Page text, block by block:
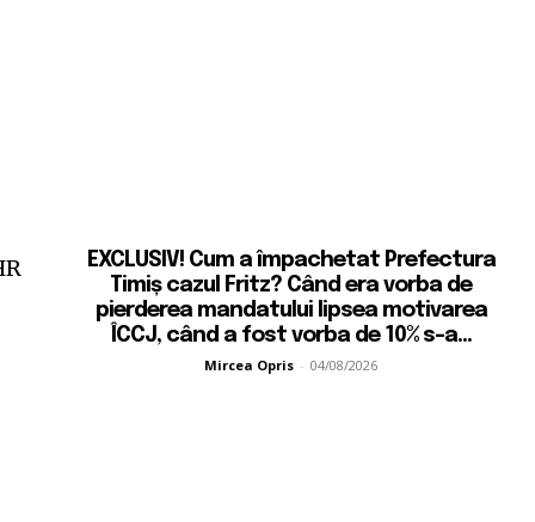
EXCLUSIV! Cum a împachetat Prefectura
Timiș cazul Fritz? Când era vorba de
pierderea mandatului lipsea motivarea
ÎCCJ, când a fost vorba de 10% s-a...
Mircea Opris - 04/08/2026